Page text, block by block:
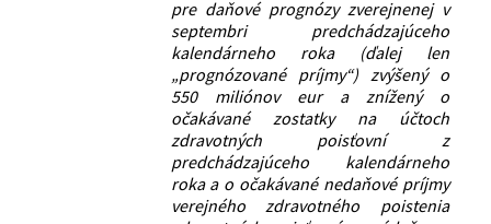
pre daňové prognózy zverejnenej v
septembri predchádzajúceho
kalendárneho roka (ďalej len
„prognózované príjmy“) zvýšený o
550 miliónov eur a znížený o
očakávané zostatky na účtoch
zdravotných poisťovní z
predchádzajúceho kalendárneho
roka a o očakávané nedaňové príjmy
verejného zdravotného poistenia